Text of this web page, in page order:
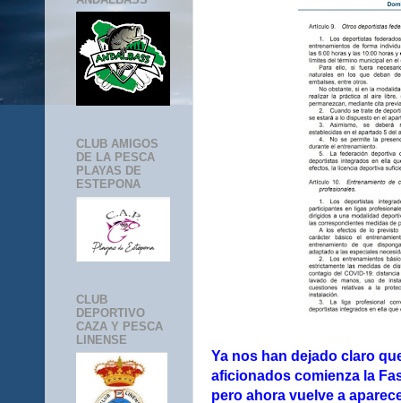
Ya nos han dejado claro
aficionados comienza la
pero ahora vuelve a
CLUB AMIGOS
DE LA PESCA
PLAYAS DE
ESTEPONA
CLUB
DEPORTIVO
CAZA Y PESCA
LINENSE